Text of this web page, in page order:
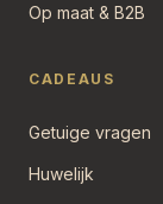
Op maat & B2B
CADEAUS
Getuige vragen
Huwelijk